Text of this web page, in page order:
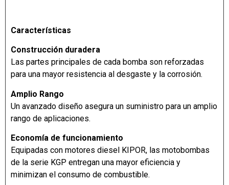
Características
Construcción duradera
Las partes principales de cada bomba son reforzadas
para una mayor resistencia al desgaste y la corrosión.
Amplio Rango
Un avanzado diseño asegura un suministro para un amplio
rango de aplicaciones.
Economía de funcionamiento
Equipadas con motores diesel KIPOR, las motobombas
de la serie KGP entregan una mayor eficiencia y
minimizan el consumo de combustible.